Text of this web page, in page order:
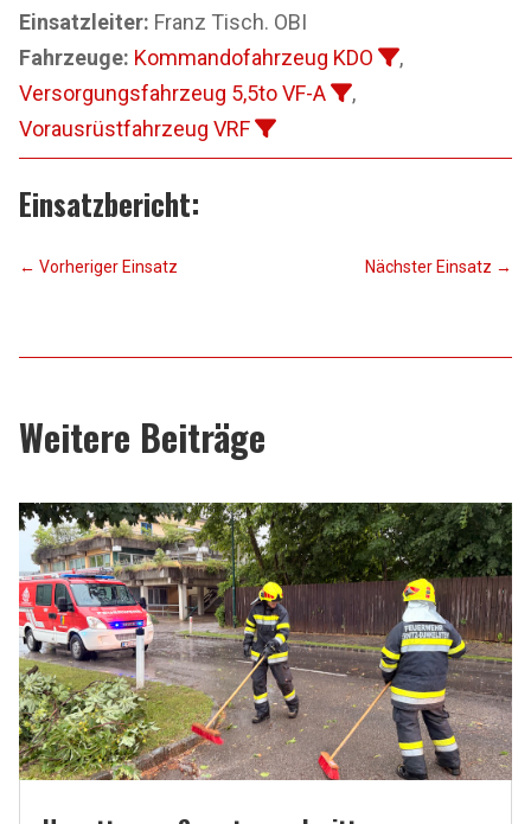
Einsatzleiter: Franz Tisch. OBI
Fahrzeuge: Kommandofahrzeug KDO
,
Versorgungsfahrzeug 5,5to VF-A
,
Vorausrüstfahrzeug VRF
Einsatzbericht:
← Vorheriger Einsatz Nächster Einsatz →
Weitere Beiträge